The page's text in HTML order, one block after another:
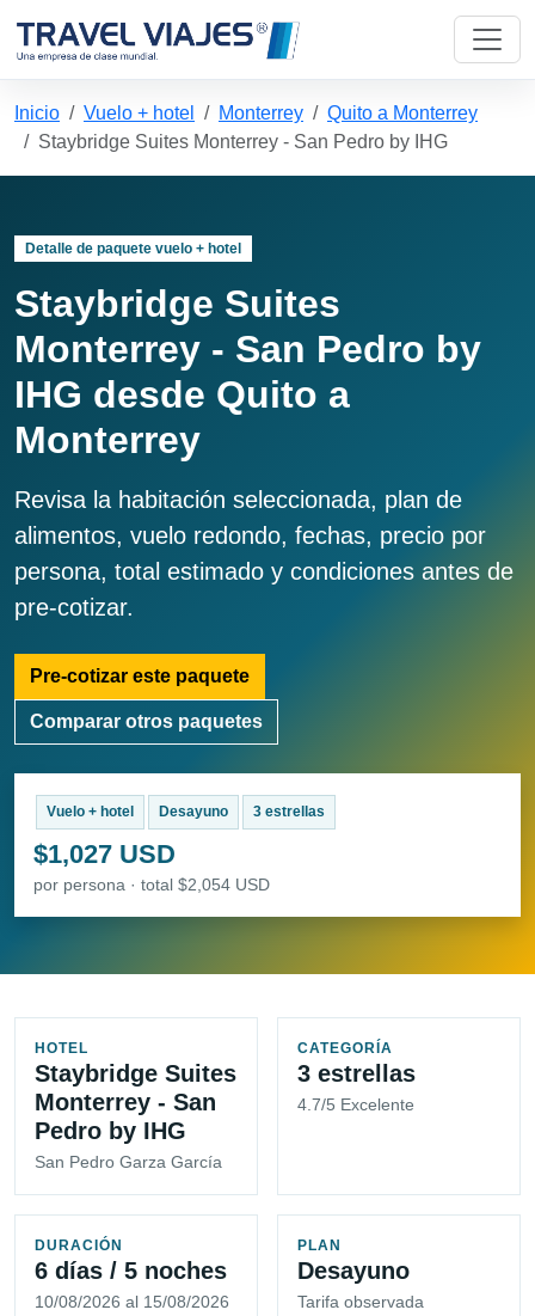
Inicio Vuelo + hotel Monterrey
Quito a Monterrey
Staybridge Suites Monterrey - San Pedro by IHG
Detalle de paquete vuelo + hotel
Staybridge Suites
Monterrey - San Pedro by
IHG desde Quito a
Monterrey
Revisa la habitación seleccionada, plan de
alimentos, vuelo redondo, fechas, precio por
persona, total estimado y condiciones antes de
pre-cotizar.
Pre-cotizar este paquete
Comparar otros paquetes
Vuelo + hotel Desayuno 3 estrellas
$1,027 USD
por persona · total $2,054 USD
HOTEL
Staybridge Suites
Monterrey - San
Pedro by IHG
San Pedro Garza García
CATEGORÍA
3 estrellas
4.7/5 Excelente
DURACIÓN
6 días / 5 noches
10/08/2026 al 15/08/2026
PLAN
Desayuno
Tarifa observada